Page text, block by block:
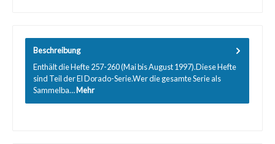
Beschreibung
Enthält die Hefte 257-260 (Mai bis August 1997).Diese Hefte
sind Teil der El Dorado-Serie.Wer die gesamte Serie als
Sammelba…Mehr